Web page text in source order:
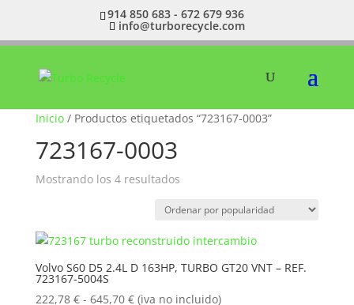
914 850 683 - 672 679 936
info@turborecycle.com
Inicio/ Productos etiquetados “723167-0003”
723167-0003
Mostrando los 4 resultadosOrdenado
popularidad
Volvo S60 D5 2.4L D 163HP, TURBO GT20 VNT – REF.
723167-5004S
222,78 € - 645,70 €Rango
(iva no incluido)